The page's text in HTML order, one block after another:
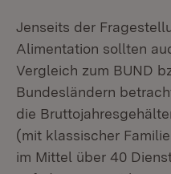
Jenseits der
Alimentation sollten
Vergleich zum BUND
Bundesländern
die
(mit klassischer
im Mittel über 40